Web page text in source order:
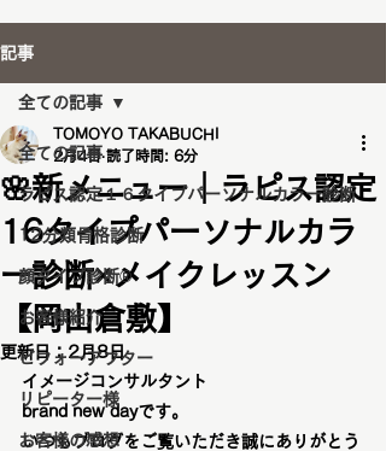
記事
全ての記事
ラピス認定１６タイプパーソナルカラー診断
12分類骨格診断
顔タイプ診断®️
お客様紹介
ビフォーアフター
リピーター様
お客様の感想
全ての記事
🌸新メニュー｜ラピス認定
16タイプパーソナルカラ
ー診断×メイクレッスン
【岡山倉敷】
TOMOYO TAKABUCHI
2月4日 読了時間: 6分
更新日：2月8日
イメージコンサルタント
brand new dayです。
いつもブログをご覧いただき誠にありがとう